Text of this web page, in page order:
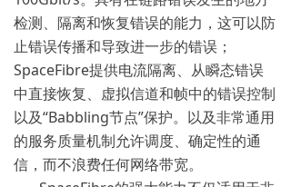
检测、隔离和恢复错误的能力，这可以防
止错误传播和导致进一步的错误；
SpaceFibre提供电流隔离、从瞬态错误
中直接恢复、虚拟信道和帧中的错误控制
以及“Babbling节点”保护。以及非常通用
的服务质量机制允许调度、确定性的通
信，而不浪费任何网络带宽。